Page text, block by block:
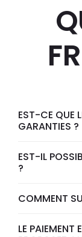
EST-CE QUE
GARANTIES ?
EST-IL
?
COMMENT
LE PAIEMENT